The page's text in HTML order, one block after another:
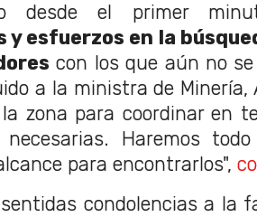
desde el primer
y esfuerzos en la
con los que aún no
a la ministra de Minería,
zona para coordinar en
necesarias. Haremos
para encontrarlos",
condolencias a la